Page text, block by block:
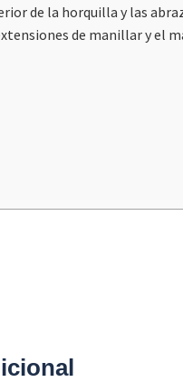
de la horquilla y las
de manillar y el